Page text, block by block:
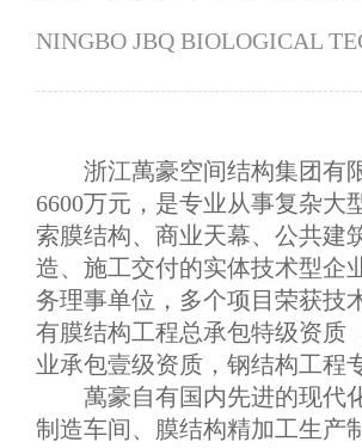
NINGBO JBQ BIOLOGICAL
浙江萬豪空间结构集团有
6600万元，是专业从事复杂大
索膜结构、商业天幕、公共建
造、施工交付的实体技术型企
务理事单位，多个项目荣获技
有膜结构工程总承包特级资质
业承包壹级资质，钢结构工程
萬豪自有国内先进的现代
制造车间、膜结构精加工生产